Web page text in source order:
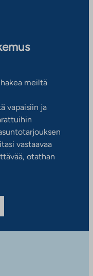
meiltä
vapaisiin ja
vastaavaa
otathan